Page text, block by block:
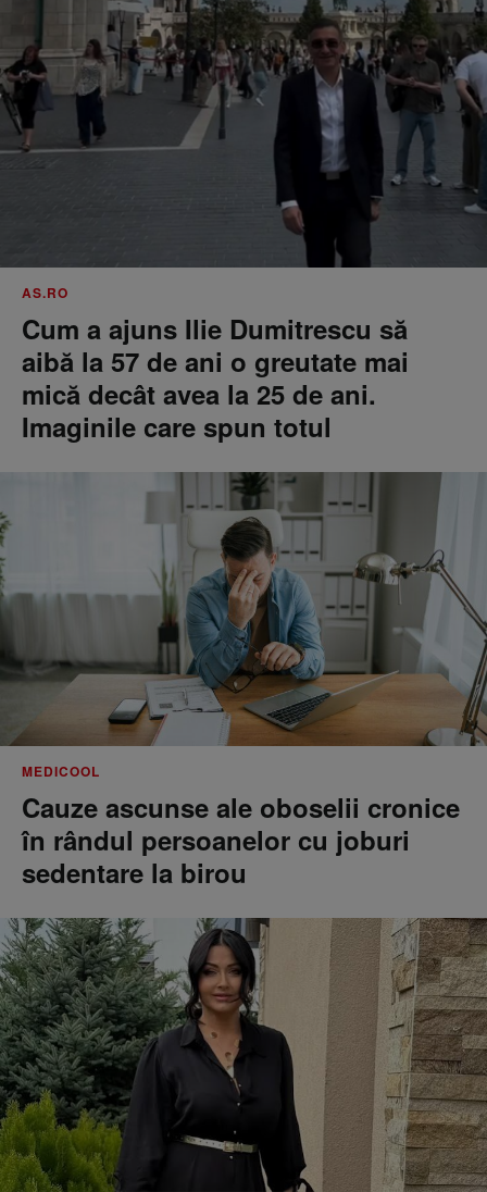
AS.RO
Cum a ajuns Ilie Dumitrescu să
aibă la 57 de ani o greutate mai
mică decât avea la 25 de ani.
Imaginile care spun totul
MEDICOOL
Cauze ascunse ale oboselii cronice
în rândul persoanelor cu joburi
sedentare la birou